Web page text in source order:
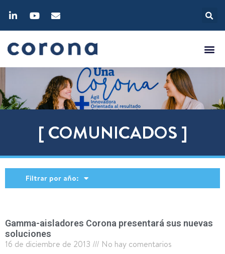
[ COMUNICADOS ]
Filtrar por año:
Gamma-aisladores Corona presentará sus nuevas
soluciones
16 de diciembre de 2013 No hay comentarios